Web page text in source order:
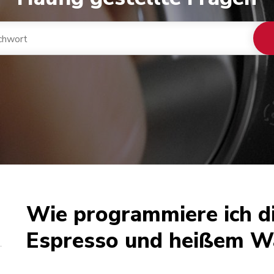
Wie programmiere ich
Espresso und heißem